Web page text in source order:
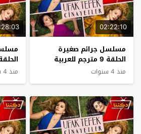
02:22:10
مسلسل جرائم صغيرة
الحلقة 9 مترجم للعربية
منذ 4 سنوات
الحلقة 8 مترجم
منذ 4 سنوات